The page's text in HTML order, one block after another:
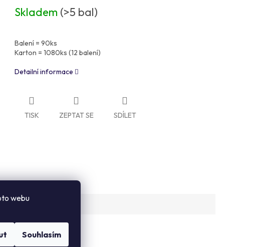
webu
Souhlasím
Skladem (>5 bal)
Balení = 90ks
Karton = 1080ks (12 balení)
Detailní informace
TISK ZEPTAT SE SDÍLET